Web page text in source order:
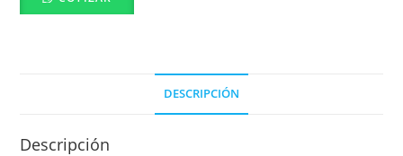
DESCRIPCIÓN
Descripción